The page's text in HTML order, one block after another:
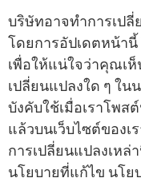
บริษัทอาจทําการเป
โดยการอัปเดตหน้า
เพื่อให้แน่ใจว่าคุณเ
เปลี่ยนแปลงใด ๆ ใ
บังคับใช้เมื่อเราโพ
แล้วบนเว็บไซต์ของเ
การเปลี่ยนแปลงเห
นโยบายที่แก้ไข นโย